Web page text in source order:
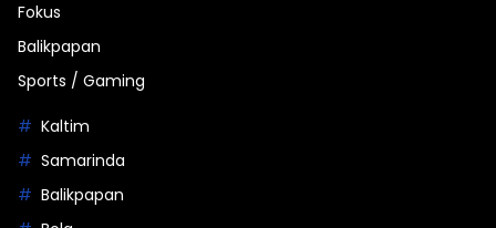
Fokus
Balikpapan
Sports / Gaming
Kaltim
Samarinda
Balikpapan